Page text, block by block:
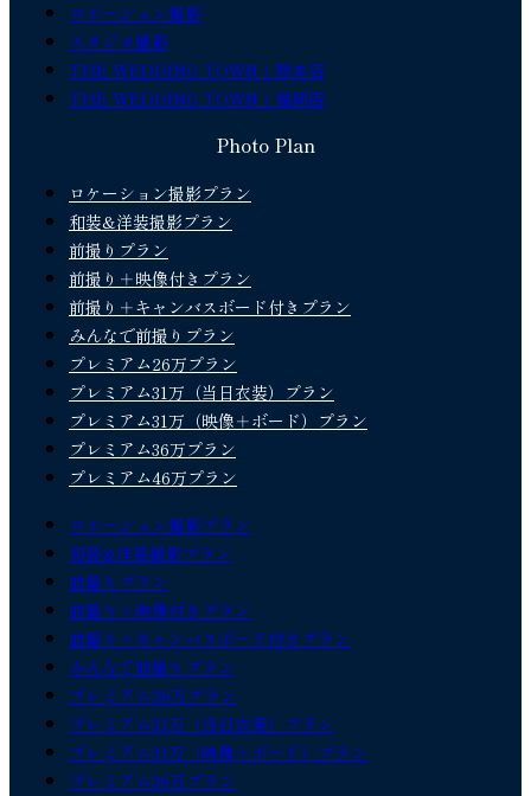
ロケーション撮影
スタジオ撮影
THE WEDDING TOWN｜熊本店
THE WEDDING TOWN｜福岡店
Photo Plan
ロケーション撮影プラン
和装&洋装撮影プラン
前撮りプラン
前撮り＋映像付きプラン
前撮り＋キャンバスボード付きプラン
みんなで前撮りプラン
プレミアム26万プラン
プレミアム31万（当日衣装）プラン
プレミアム31万（映像＋ボード）プラン
プレミアム36万プラン
プレミアム46万プラン
ロケーション撮影プラン
和装&洋装撮影プラン
前撮りプラン
前撮り＋映像付きプラン
前撮り＋キャンバスボード付きプラン
みんなで前撮りプラン
プレミアム26万プラン
プレミアム31万（当日衣装）プラン
プレミアム31万（映像＋ボード）プラン
プレミアム36万プラン